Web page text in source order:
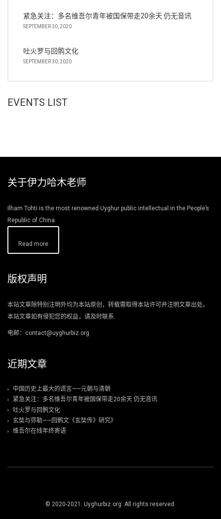
紧急关注：多名维吾尔青年被国保带走20余天 仍无音讯
SEPTEMBER 30, 2020
吐火罗与回鹘文化
SEPTEMBER 30, 2020
EVENTS LIST
关于伊力哈木老师
Ilham Tohti is the most renowned Uyghur public intellectual in the People’s
Republic of China.
Read more
版权声明
本站文章除特别注明外均为本站原创，转载需取得本站许可并注明文章出处。
本站文章如有侵犯您的权益，请及时联系.
电邮：contact@uyghurbiz.org
近期文章
中国历史上最大的谎言——元朝与清朝
紧急关注：多名维吾尔青年被国保带走20余天 仍无音讯
吐火罗与回鹘文化
玄奘与弥勒——回鹘文《玄奘传》研究》
维吾尔在线年终寄语
© 2020-2021. Uyghurbiz.org. All rights reserved.